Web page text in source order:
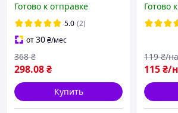
Многоразовые трубочки
из боросиликатного
стекла
Готово к отправке
5.0 (2)
от30₴/мес
298.08₴
368 ₴
Купить
ёршик
Готово
115₴/
119 ₴/